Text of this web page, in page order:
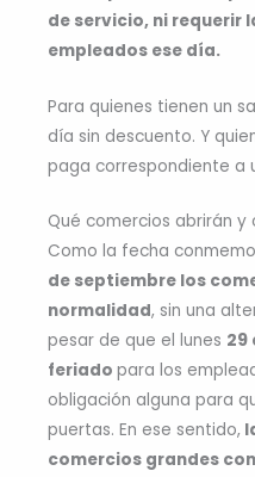
de servicio, ni requerir
empleados ese día.
Para quienes tienen un
día sin descuento. Y
paga correspondiente a
Qué comercios abrirán y
Como la fecha
de septiembre los
normalidad, sin una
pesar de que el lunes 29
feriado para los
obligación alguna para
puertas. En ese sentido,
comercios grandes